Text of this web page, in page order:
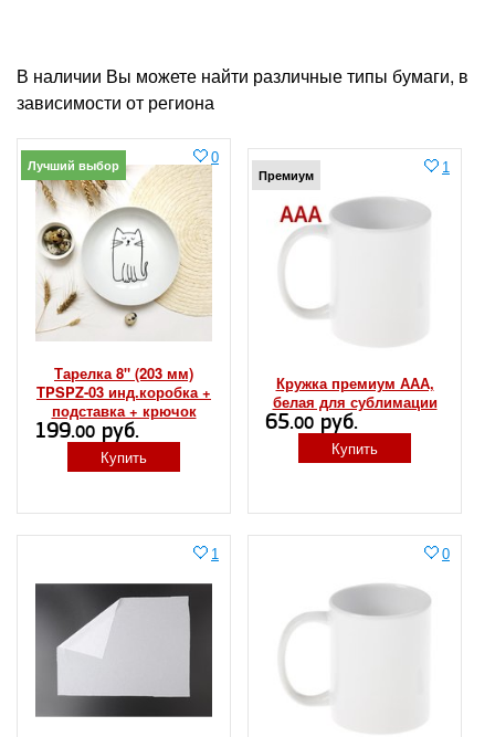
В наличии Вы можете найти различные типы бумаги, в
зависимости от региона
Тарелка 8" (203 мм)
TPSPZ-03 инд.коробка +
подставка + крючок
0
Лучший выбор
199.00 руб.
Купить
Кружка премиум ААА,
белая для сублимации
1
Премиум
65.00 руб.
Купить
1 0